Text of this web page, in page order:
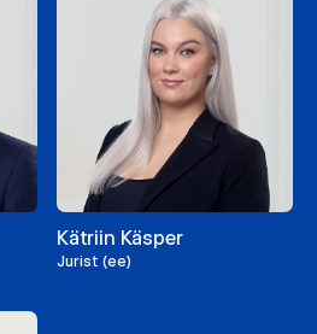
Kätriin Käsper
Jurist (ee)